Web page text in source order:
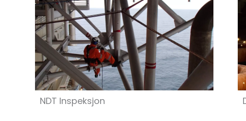
NDT Inspeksjon